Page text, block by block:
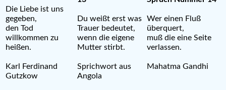
Die Liebe ist uns
gegeben,
den Tod
willkommen zu
heißen.
Karl Ferdinand
Gutzkow
Du weißt erst was
Trauer bedeutet,
wenn die eigene
Mutter stirbt.
Sprichwort aus
Angola
Wer einen Fluß
überquert,
muß die eine Seite
verlassen.
Mahatma Gandhi